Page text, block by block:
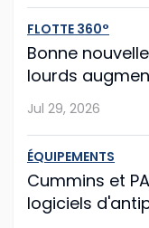
Mack propose
Le constructeur
nouvelle étape
& Leave («
Jul 27, 2026
FLOTTE 360°
Bonne
lourds
Jul 29, 2026
ÉQUIPEMENTS
Cummins et
logiciels